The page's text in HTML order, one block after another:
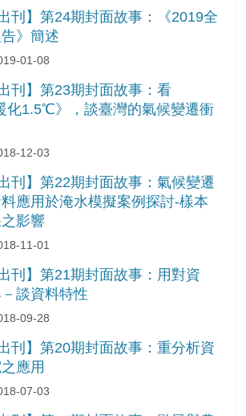
刊】第24期封面故事：《2019全
》簡述
01-08
刊】第23期封面故事：看
化1.5℃》，談臺灣的氣候變遷衝
12-03
刊】第22期封面故事：氣候變遷
應用於淹水模擬案例探討-樣本
影響
11-01
刊】第21期封面故事：用對資
談資料特性
09-28
刊】第20期封面故事：重分析資
應用
07-03